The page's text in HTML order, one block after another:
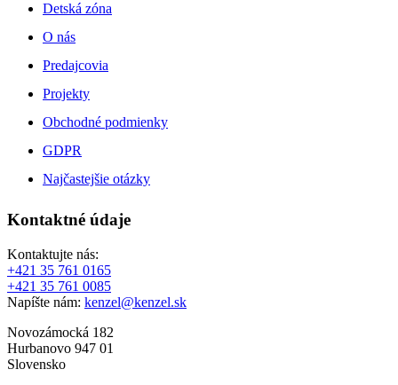
Detská zóna
O nás
Predajcovia
Projekty
Obchodné podmienky
GDPR
Najčastejšie otázky
Kontaktné údaje
Kontaktujte nás:
+421 35 761 0165
+421 35 761 0085
Napíšte nám: kenzel@kenzel.sk
Novozámocká 182
Hurbanovo 947 01
Slovensko